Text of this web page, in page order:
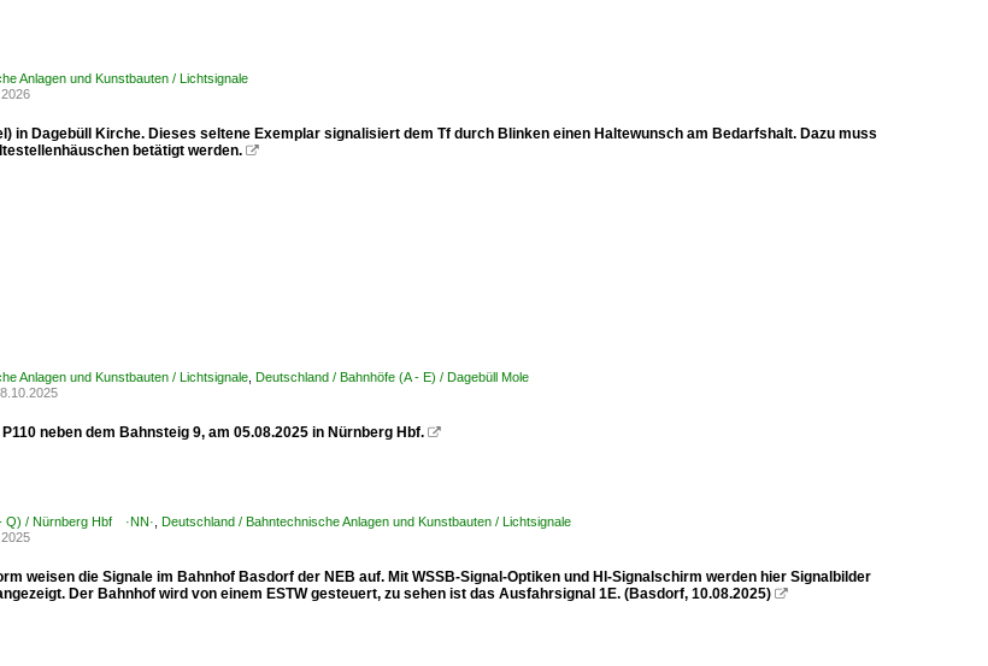
Anlagen und Kunstbauten / Lichtsignale
in Dagebüll Kirche. Dieses seltene Exemplar signalisiert dem Tf durch Blinken einen Haltewunsch am Bedarfshalt. Dazu muss
betätigt werden. 
Anlagen und Kunstbauten / Lichtsignale Deutschland / Bahnhöfe (A - E) / Dagebüll Mole
neben dem Bahnsteig 9, am 05.08.2025 in Nürnberg Hbf. 
Q) / Nürnberg Hbf ·NN· Deutschland / Bahntechnische Anlagen und Kunstbauten / Lichtsignale
weisen die Signale im Bahnhof Basdorf der NEB auf. Mit WSSB-Signal-Optiken und Hl-Signalschirm werden hier Signalbilder
Der Bahnhof wird von einem ESTW gesteuert, zu sehen ist das Ausfahrsignal 1E. (Basdorf, 10.08.2025) 